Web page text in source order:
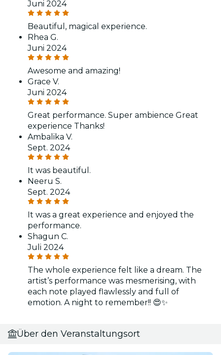
Juni 2024
Beautiful, magical experience.
Rhea G.
Juni 2024
Awesome and amazing!
Grace V.
Juni 2024
Great performance. Super ambience Great
experience Thanks!
Ambalika V.
Sept. 2024
It was beautiful.
Neeru S.
Sept. 2024
It was a great experience and enjoyed the
performance.
Shagun C.
Juli 2024
The whole experience felt like a dream. The
artist’s performance was mesmerising, with
each note played flawlessly and full of
emotion. A night to remember!! 😍✨
Über den Veranstaltungsort